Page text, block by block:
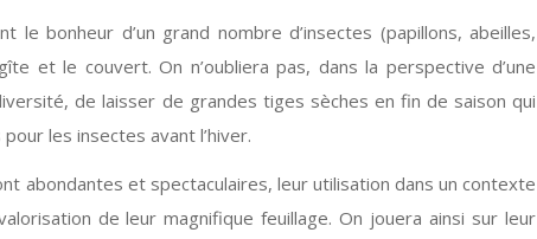
le bonheur d’un grand nombre d’insectes (papillons, abeilles,
et le couvert. On n’oubliera pas, dans la perspective d’une
de laisser de grandes tiges sèches en fin de saison qui
les insectes avant l’hiver.
abondantes et spectaculaires, leur utilisation dans un contexte
de leur magnifique feuillage. On jouera ainsi sur leur